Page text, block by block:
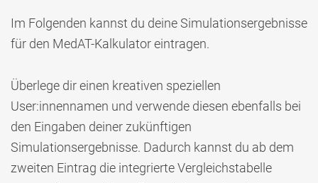
Im Folgenden kannst du deine Simulationsergebnisse
für den MedAT-Kalkulator eintragen.
Überlege dir einen kreativen speziellen
User:innennamen und verwende diesen ebenfalls bei
den Eingaben deiner zukünftigen
Simulationsergebnisse. Dadurch kannst du ab dem
zweiten Eintrag die integrierte Vergleichstabelle